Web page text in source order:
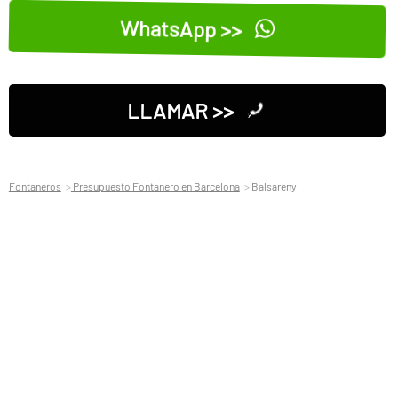
WhatsApp >>
LLAMAR >>
Fontaneros Presupuesto Fontanero en Barcelona Balsareny